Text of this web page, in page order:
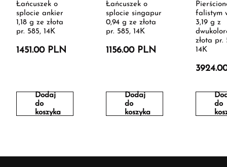
Łańcuszek o
splocie ankier
1,18 g ze złota
pr. 585, 14K
1451.00 PLN
Dodaj
do
koszyka
Łańcuszek o
splocie singapur
0,94 g ze złota
pr. 585, 14K
1156.00 PLN
Dodaj
do
koszyka
falistym
3,19 g z
złota pr.
14K
do